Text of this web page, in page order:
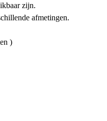
zijn.
afmetingen.
)